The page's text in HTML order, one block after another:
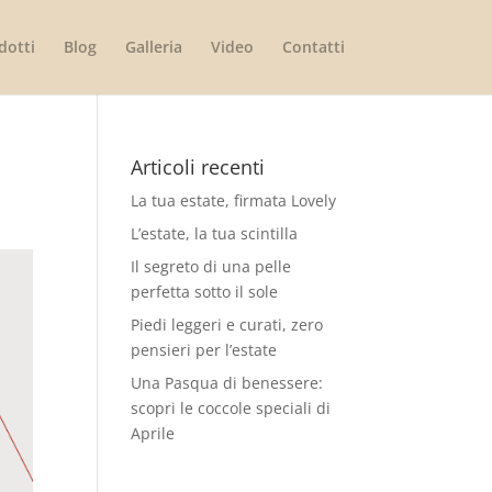
Blog Galleria Video Contatti
Articoli recenti
La tua estate, firmata Lovely
L’estate, la tua scintilla
Il segreto di una pelle
perfetta sotto il sole
Piedi leggeri e curati, zero
pensieri per l’estate
Una Pasqua di benessere:
scopri le coccole speciali di
Aprile